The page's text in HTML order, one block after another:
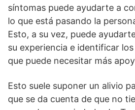
síntomas puede ayudarte a
lo que está pasando la
Esto, a su vez, puede
su experiencia e identificar
que puede necesitar más
Esto suele suponer un alivio
que se da cuenta de que no